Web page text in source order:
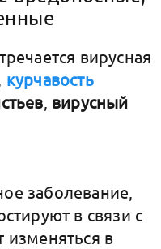
вирусная
курчавость
, вирусный
заболевание,
в связи с
изменяться в